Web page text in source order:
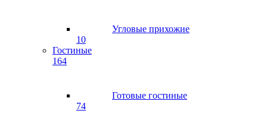
Угловые прихожие
10
Гостиные
164
Готовые гостиные
74